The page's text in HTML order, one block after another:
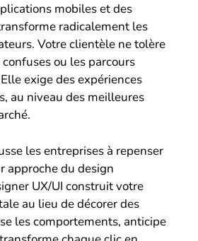
mobiles et des
radicalement les
Votre clientèle ne tolère
ou les parcours
exige des expériences
au niveau des meilleures
les entreprises à repenser
approche du design
UX/UI construit votre
au lieu de décorer des
les comportements, anticipe